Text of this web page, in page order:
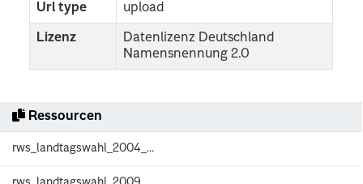
Ressourcen
rws_landtagswahl_2004_...
Url type upload
Lizenz
Datenlizenz Deutschland
Namensnennung 2.0